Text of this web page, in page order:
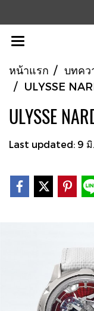
หน้าแรก บทคว
ULYSSE
ULYSSE
Last updated: 9 มิ